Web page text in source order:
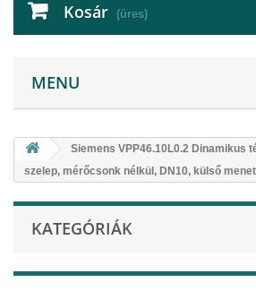
Kosár (üres)
MENU
Siemens VPP46.10L0.2 Dinamikus
szelep, mérőcsonk nélkül, DN10, külső
KATEGÓRIÁK